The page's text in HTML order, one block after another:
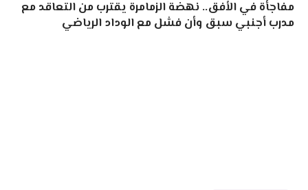
مفاجأة في الأفق.. نهضة الزمامرة يقترب من التعاقد مع
مدرب أجنبي سبق وأن فشل مع الوداد الرياضي